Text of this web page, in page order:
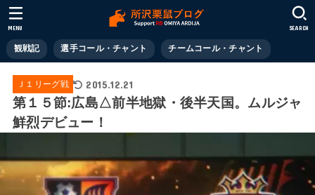
観戦記 選手コール・チャント チームコール・チャント
SEARCH
MENU
Ｊ１リーグ戦 2015.12.21
第１５節:広島△前半地獄・後半天国。ムルジャ
鮮烈デビュー！